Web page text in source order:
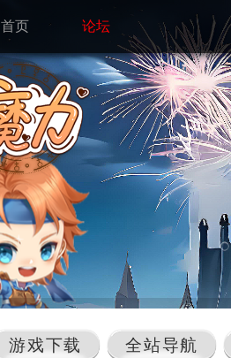
首页 论坛
游戏下载 全站导航